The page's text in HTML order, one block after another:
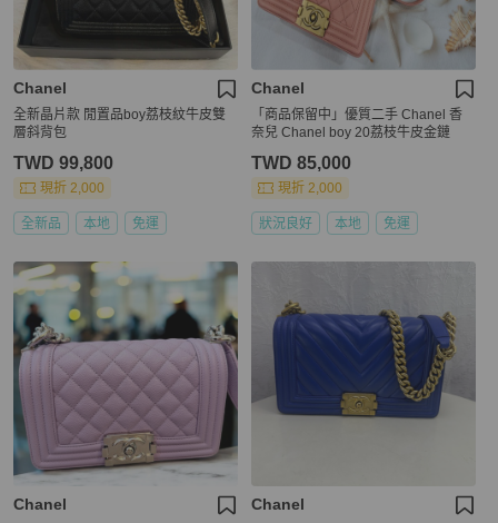
Chanel
全新晶片款 閒置品boy荔枝紋牛皮雙
層斜背包
TWD 99,800
現折 2,000
全新品 本地 免運
Chanel
「商品保留中」優質二手 Chanel 香
奈兒 Chanel boy 20荔枝牛皮金鏈
TWD 85,000
現折 2,000
狀況良好 本地 免運
Chanel Chanel